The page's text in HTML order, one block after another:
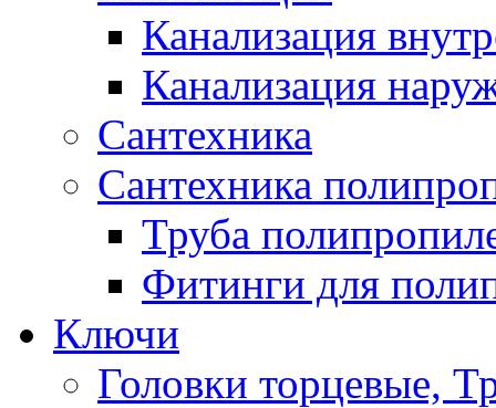
Канализация
Канализация
Сантехника
Сантехника
Труба
Фитинги для
Ключи
Головки торцевые,